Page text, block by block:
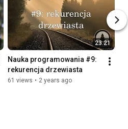
23:21
Nauka programowania #9:
rekurencja drzewiasta
61 views • 2 years ago